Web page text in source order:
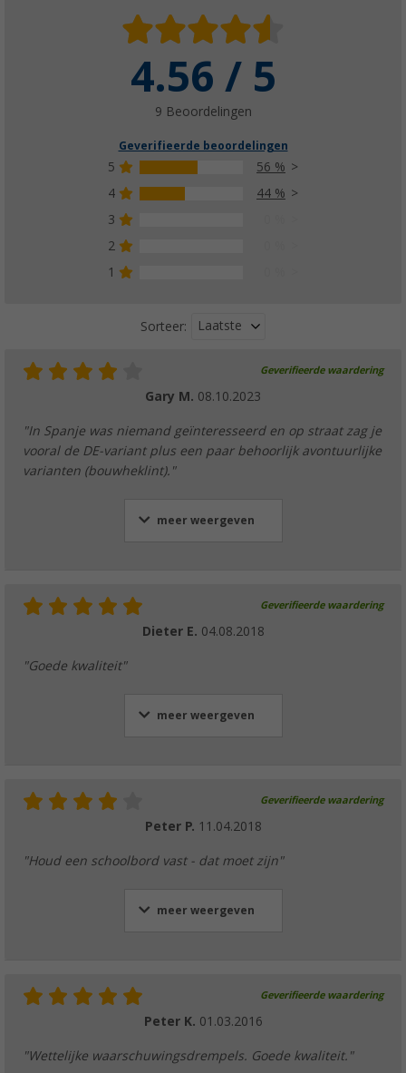
4.56 / 5
9 Beoordelingen
Geverifieerde beoordelingen
5
56 %
4
44 %
3
2
1
Sorteer: Laatste
Geverifieerde waardering
Gary M. 08.10.2023
"In Spanje was niemand geïnteresseerd en op straat zag je
vooral de DE-variant plus een paar behoorlijk avontuurlijke
varianten (bouwheklint)."
meer weergeven
Geverifieerde waardering
Dieter E. 04.08.2018
"Goede kwaliteit"
meer weergeven
Geverifieerde waardering
Peter P. 11.04.2018
"Houd een schoolbord vast - dat moet zijn"
meer weergeven
Geverifieerde waardering
Peter K. 01.03.2016
"Wettelijke waarschuwingsdrempels. Goede kwaliteit."